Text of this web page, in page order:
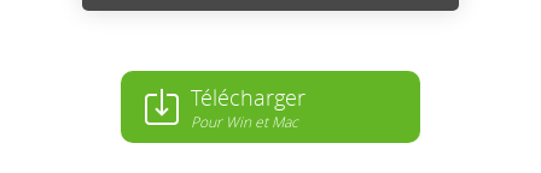
Télécharger
Pour Win et Mac